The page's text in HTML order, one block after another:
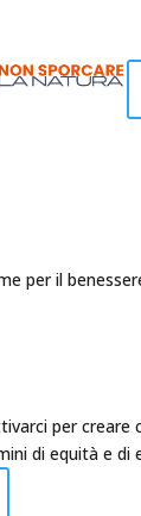
per il
per creare
di equità e di